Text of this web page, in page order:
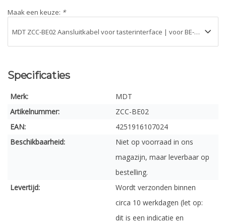
Maak een keuze: *
Specificaties
Merk:
MDT
Artikelnummer:
ZCC-BE02
EAN:
4251916107024
Beschikbaarheid:
Niet op voorraad in ons
magazijn, maar leverbaar op
bestelling.
Levertijd:
Wordt verzonden binnen
circa 10 werkdagen (let op:
dit is een indicatie en